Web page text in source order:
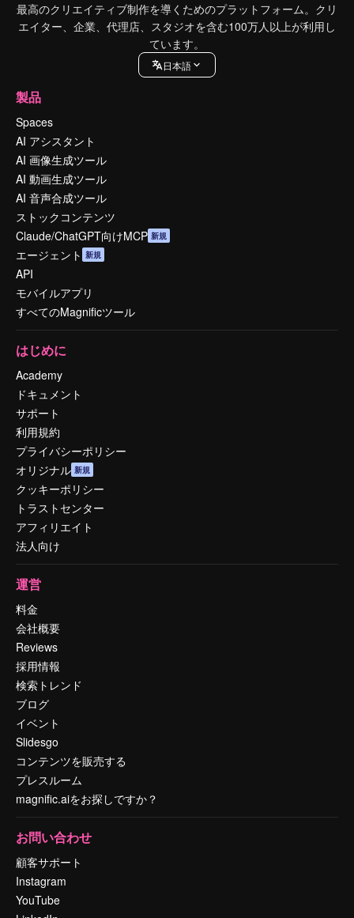
最高のクリエイティブ制作を導くためのプラットフォーム。クリ
エイター、企業、代理店、スタジオを含む100万人以上が利用し
ています。
日本語
製品
Spaces
AI アシスタント
AI 画像生成ツール
AI 動画生成ツール
AI 音声合成ツール
ストックコンテンツ
Claude/ChatGPT向けMCP 新規
エージェント 新規
API
モバイルアプリ
すべてのMagnificツール
はじめに
Academy
ドキュメント
サポート
利用規約
プライバシーポリシー
オリジナル 新規
クッキーポリシー
トラストセンター
アフィリエイト
法人向け
運営
料金
会社概要
Reviews
採用情報
検索トレンド
ブログ
イベント
Slidesgo
コンテンツを販売する
プレスルーム
magnific.aiをお探しですか？
お問い合わせ
顧客サポート
Instagram
YouTube